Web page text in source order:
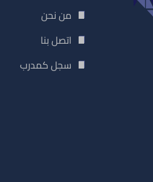
من نحن
اتصل بنا
سجل كمدرب